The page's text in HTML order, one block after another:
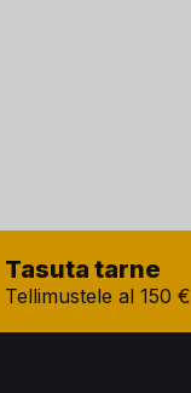
Tasuta tarne
Tellimustele al 150 €